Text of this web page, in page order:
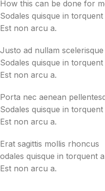
How this can be done for
Sodales quisque in
Est non arcu a.
Justo ad nullam
Sodales quisque in
Est non arcu a.
Porta nec aenean
Sodales quisque in
Est non arcu a.
Erat sagittis mollis rhoncus
odales quisque in torquent
Est non arcu a.